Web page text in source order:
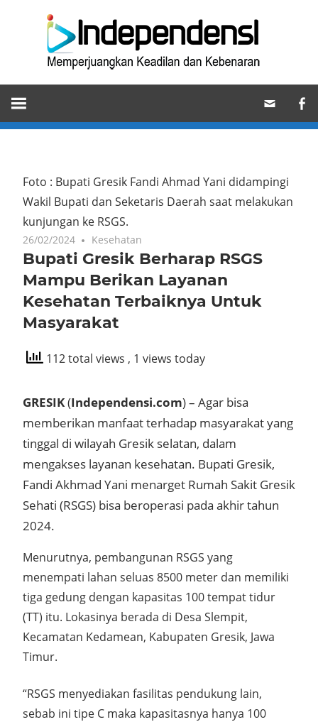
Memperjuangkan
Keadilan
dan
Foto : Bupati Gresik Fandi Ahmad Yani didampingi
Wakil Bupati dan Seketaris Daerah saat melakukan
kunjungan ke RSGS.
26/02/2024 Kesehatan
Bupati Gresik Berharap RSGS
Mampu Berikan Layanan
Kesehatan Terbaiknya Untuk
Masyarakat
112 total views , 1 views today
GRESIK(Independensi.com) – Agar bisa
memberikan manfaat terhadap masyarakat yang
tinggal di wilayah Gresik selatan, dalam
mengakses layanan kesehatan. Bupati Gresik,
Fandi Akhmad Yani menarget Rumah Sakit Gresik
Sehati (RSGS) bisa beroperasi pada akhir tahun
2024.
Menurutnya, pembangunan RSGS yang
menempati lahan seluas 8500 meter dan memiliki
tiga gedung dengan kapasitas 100 tempat tidur
(TT) itu. Lokasinya berada di Desa Slempit,
Kecamatan Kedamean, Kabupaten Gresik, Jawa
Timur.
“RSGS menyediakan fasilitas pendukung lain,
sebab ini tipe C maka kapasitasnya hanya 100